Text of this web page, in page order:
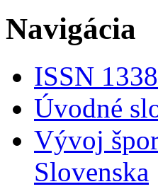
Navigácia
ISSN
Úvodné
Vývoj
Slovenska